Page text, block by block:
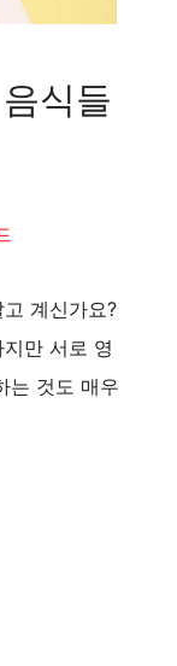
식들
계신가요?
만 서로 영
는 것도 매우